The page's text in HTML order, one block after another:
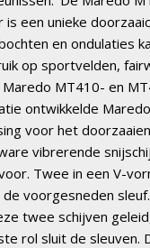
is een unieke
en ondulaties
op sportvelden,
MT410- en
ontwikkelde
voor het
vibrerende
Twee in een V-
voorgesneden
twee schijven
rol sluit de sleuven.